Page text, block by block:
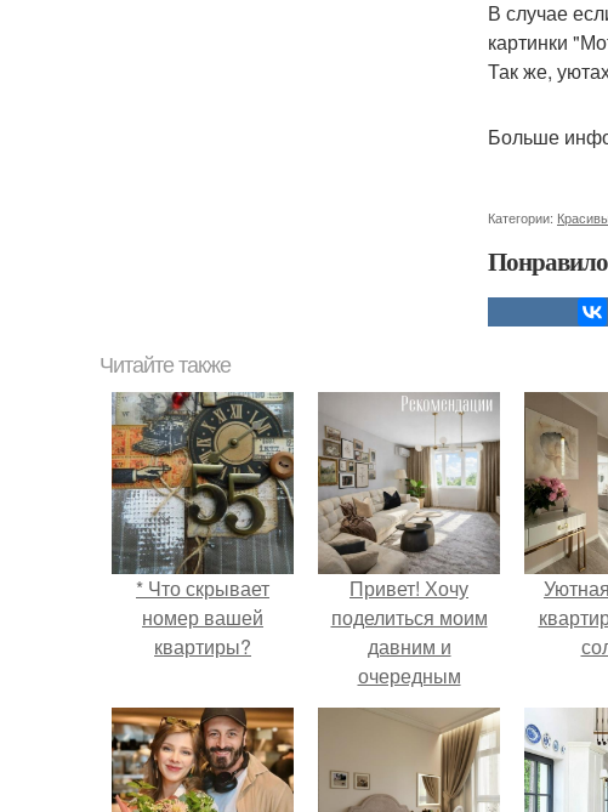
В случае
картинки
Так же,
Больше
Категории:
Читайте также
* Что скрывает
номер вашей
квартиры?
Привет! Хочу
поделиться моим
давним и
очередным
неопубликованным
проектом.